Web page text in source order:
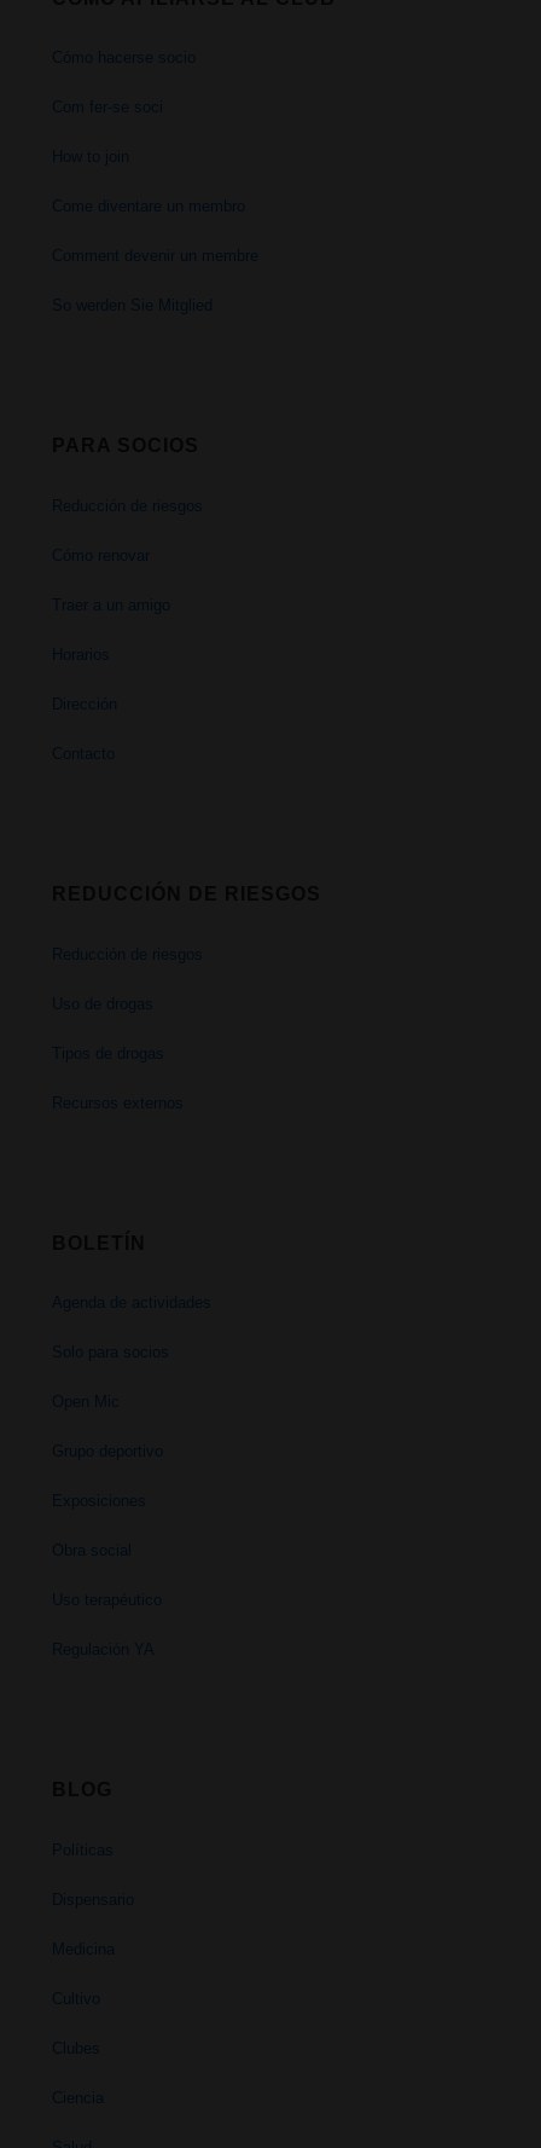
Cómo hacerse socio
Com fer-se soci
How to join
Come diventare un membro
Comment devenir un membre
So werden Sie Mitglied
Reducción de riesgos
Cómo renovar
Traer a un amigo
Horarios
Dirección
Contacto
Reducción de riesgos
Uso de drogas
Tipos de drogas
Recursos externos
Agenda de actividades
Solo para socios
Open Mic
Grupo deportivo
Exposiciones
Obra social
Uso terapéutico
Regulación YA
Políticas
Dispensario
Medicina
Cultivo
Clubes
Ciencia